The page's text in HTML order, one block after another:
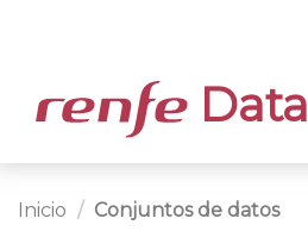
Data
Inicio Conjuntos de datos